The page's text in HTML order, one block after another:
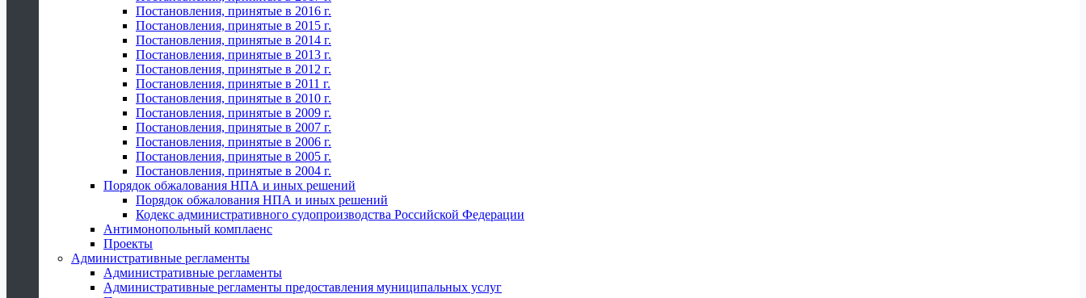
Постановления, принятые в 2016 г.
Постановления, принятые в 2015 г.
Постановления, принятые в 2014 г.
Постановления, принятые в 2013 г.
Постановления, принятые в 2012 г.
Постановления, принятые в 2011 г.
Постановления, принятые в 2010 г.
Постановления, принятые в 2009 г.
Постановления, принятые в 2007 г.
Постановления, принятые в 2006 г.
Постановления, принятые в 2005 г.
Постановления, принятые в 2004 г.
Порядок обжалования НПА и иных решений
Порядок обжалования НПА и иных решений
Кодекс административного судопроизводства Российской Федерации
Антимонопольный комплаенс
Проекты
Административные регламенты
Административные регламенты
Административные регламенты предоставления муниципальных услуг